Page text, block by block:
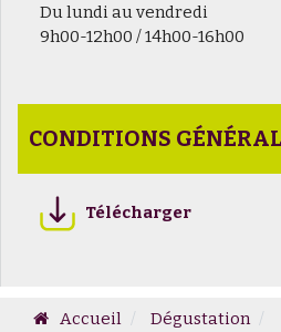
Du lundi au vendredi
9h00-12h00 / 14h00-16h00
CONDITIONS
Télécharger
Accueil
Dégustation